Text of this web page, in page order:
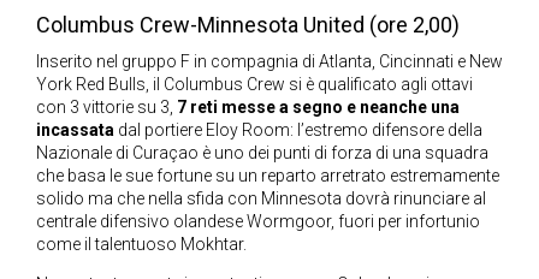
Columbus Crew-Minnesota United (ore 2,00)
Inserito nel gruppo F in compagnia di Atlanta, Cincinnati e New
York Red Bulls, il Columbus Crew si è qualificato agli ottavi
con 3 vittorie su 3, 7 reti messe a segno e neanche una
incassata dal portiere Eloy Room: l’estremo difensore della
Nazionale di Curaçao è uno dei punti di forza di una squadra
che basa le sue fortune su un reparto arretrato estremamente
solido ma che nella sfida con Minnesota dovrà rinunciare al
centrale difensivo olandese Wormgoor, fuori per infortunio
come il talentuoso Mokhtar.